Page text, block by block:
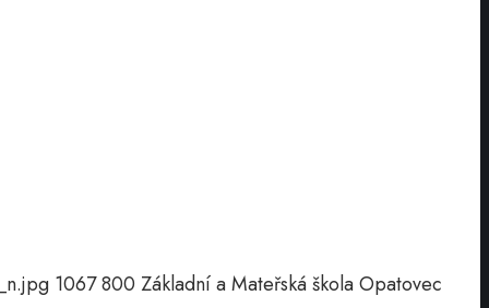
1067800 Základní a Mateřská škola Opatovec